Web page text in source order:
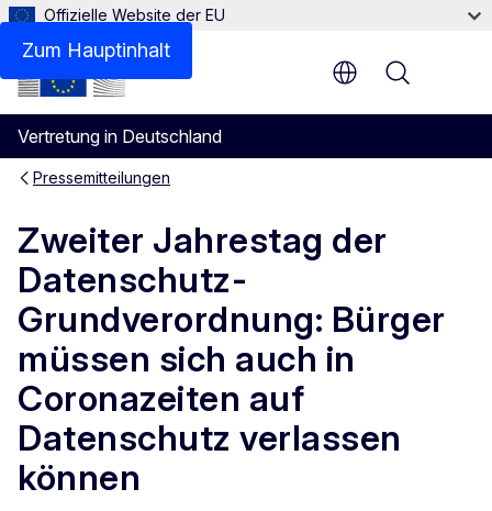
Zum Hauptinhalt
Offizielle Website der EU
Vertretung in Deutschland
Menu
Pressemitteilungen
Zweiter Jahrestag der
Datenschutz-
Grundverordnung: Bürger
müssen sich auch in
Coronazeiten auf
Datenschutz verlassen
können